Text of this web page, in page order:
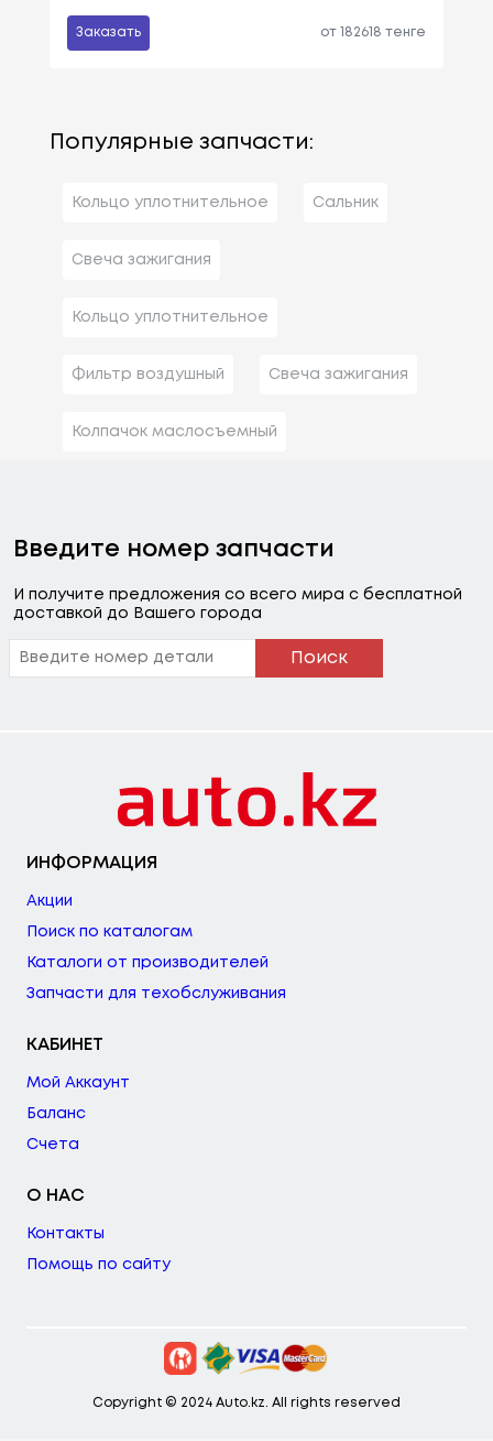
Заказать от 182618 тенге
Популярные запчасти:
Кольцо уплотнительное Сальник
Свеча зажигания
Кольцо уплотнительное
Фильтр воздушный Свеча зажигания
Колпачок маслосъемный
Введите номер запчасти
И получите предложения со всего мира с бесплатной
доставкой до Вашего города
Поиск
ИНФОРМАЦИЯ
Акции
Поиск по каталогам
Каталоги от производителей
Запчасти для техобслуживания
КАБИНЕТ
Мой Аккаунт
Баланс
Счета
О НАС
Контакты
Помощь по сайту
Copyright © 2024 Auto.kz. All rights reserved